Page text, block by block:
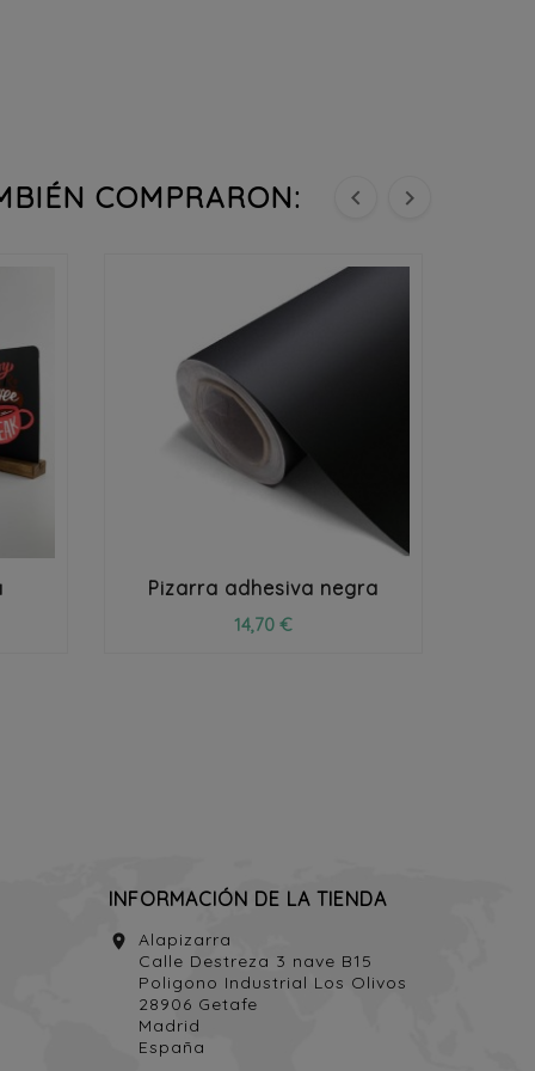
COMPRARON:  

Pizarra adhesiva negra
14,70 €
INFORMACIÓN DE LA TIENDA
location_on
Alapizarra
Calle Destreza 3 nave B15
Poligono Industrial Los Olivos
28906 Getafe
Madrid
España